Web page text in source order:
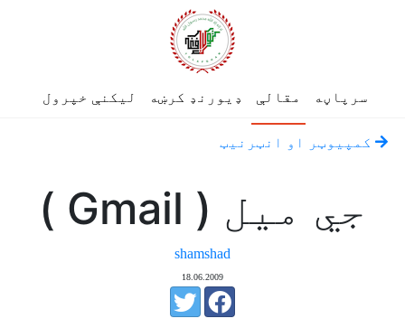
سرپاڼه مقالې ډیورنډ کرښه لیکنې خپرول
کمپيوټر او انټرنيټ
جي ميل ( Gmail )
shamshad
18.06.2009